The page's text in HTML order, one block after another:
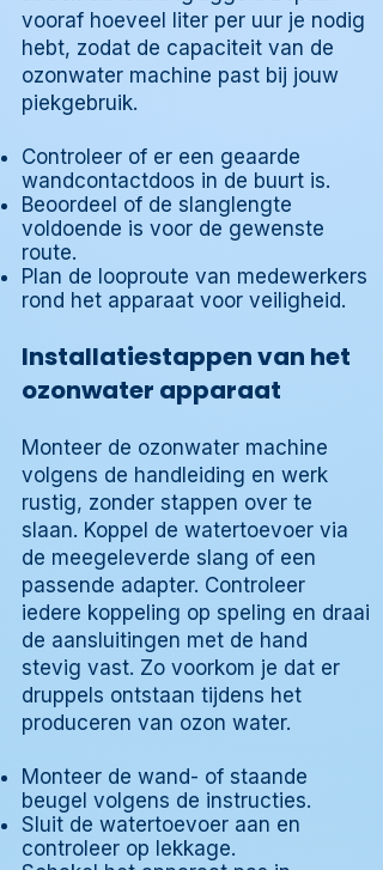
vooraf hoeveel liter per uur je nodig
hebt, zodat de capaciteit van de
ozonwater machine past bij jouw
piekgebruik.
Controleer of er een geaarde
wandcontactdoos in de buurt is.
Beoordeel of de slanglengte
voldoende is voor de gewenste
route.
Plan de looproute van medewerkers
rond het apparaat voor veiligheid.
Installatiestappen van het
ozonwater apparaat
Monteer de ozonwater machine
volgens de handleiding en werk
rustig, zonder stappen over te
slaan. Koppel de watertoevoer via
de meegeleverde slang of een
passende adapter. Controleer
iedere koppeling op speling en draai
de aansluitingen met de hand
stevig vast. Zo voorkom je dat er
druppels ontstaan tijdens het
produceren van ozon water.
Monteer de wand- of staande
beugel volgens de instructies.
Sluit de watertoevoer aan en
controleer op lekkage.